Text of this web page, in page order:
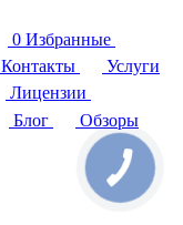
0 Избранные
Контакты
Услуги
Лицензии
Блог
Обзоры